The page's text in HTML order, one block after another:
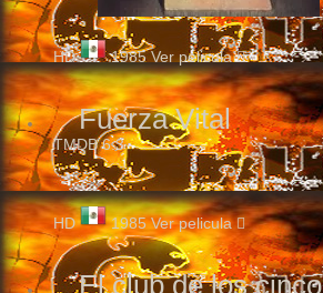
HD 1985 Ver pelicula
Fuerza Vital
TMDB6.3
HD 1985 Ver pelicula
El club de los cinco